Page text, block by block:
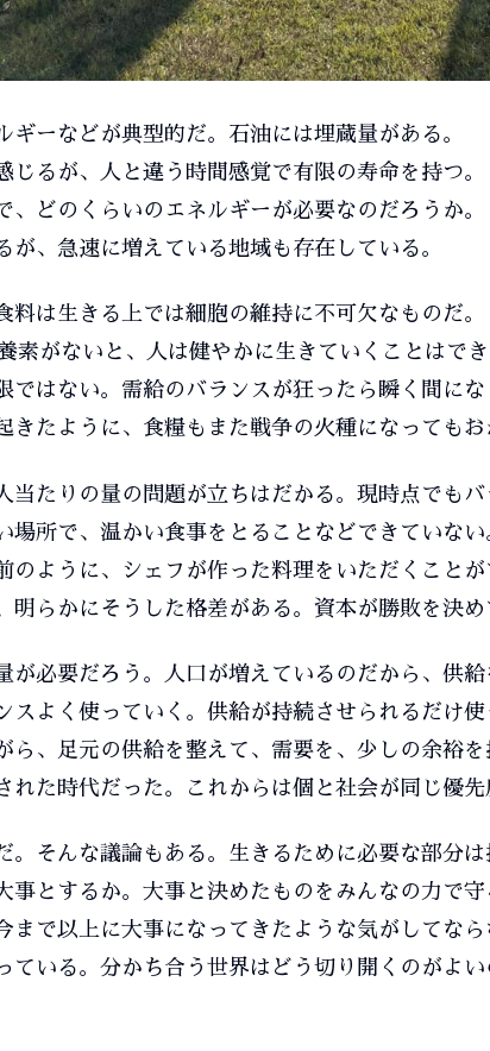
ギーなどが典型的だ。石油には埋蔵量がある。
じるが、人と違う時間感覚で有限の寿命を持つ。
、どのくらいのエネルギーが必要なのだろうか。
が、急速に増えている地域も存在している。
料は生きる上では細胞の維持に不可欠なものだ。
素がないと、人は健やかに生きていくことはでき
ではない。需給のバランスが狂ったら瞬く間にな
きたように、食糧もまた戦争の火種になってもお
当たりの量の問題が立ちはだかる。現時点でもバ
場所で、温かい食事をとることなどできていない
のように、シェフが作った料理をいただくことが
明らかにそうした格差がある。資本が勝敗を決め
が必要だろう。人口が増えているのだから、供給
スよく使っていく。供給が持続させられるだけ使
ら、足元の供給を整えて、需要を、少しの余裕を
れた時代だった。これからは個と社会が同じ優先
。そんな議論もある。生きるために必要な部分は
事とするか。大事と決めたものをみんなの力で守
まで以上に大事になってきたような気がしてなら
ている。分かち合う世界はどう切り開くのがよい